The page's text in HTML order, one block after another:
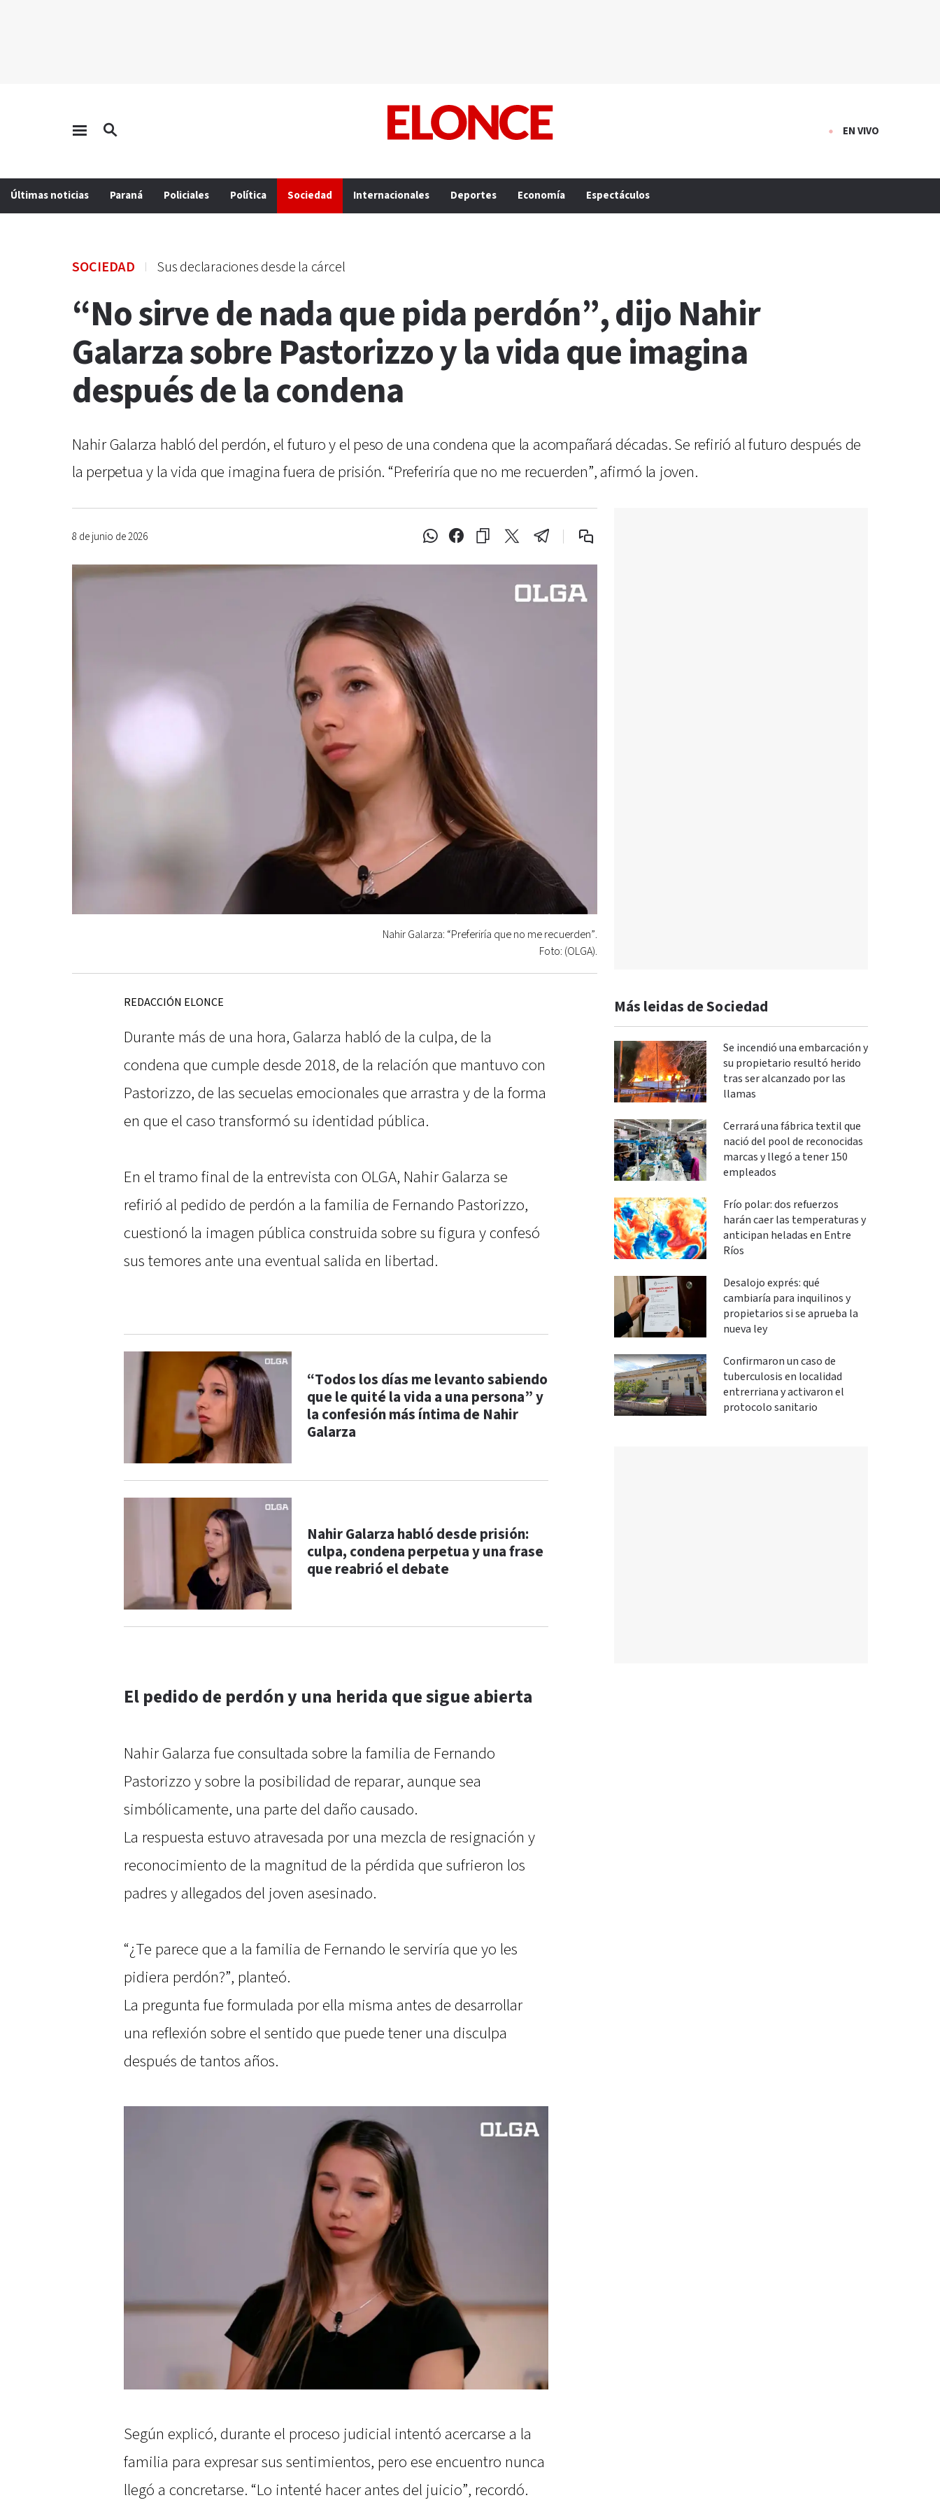
EN VIVO
Últimas noticias Paraná Policiales Política Sociedad Internacionales Deportes Economía Espectáculos
SOCIEDAD Sus declaraciones desde la cárcel
“No sirve de nada que pida perdón”, dijo Nahir
Galarza sobre Pastorizzo y la vida que imagina
después de la condena
Nahir Galarza habló del perdón, el futuro y el peso de una condena que la acompañará décadas. Se refirió al futuro después de
la perpetua y la vida que imagina fuera de prisión. “Preferiría que no me recuerden”, afirmó la joven.
8 de junio de 2026
Nahir Galarza: “Preferiría que no me recuerden”.
Foto: (OLGA).
REDACCIÓN ELONCE
Durante más de una hora, Galarza habló de la culpa, de la
condena que cumple desde 2018, de la relación que mantuvo con
Pastorizzo, de las secuelas emocionales que arrastra y de la forma
en que el caso transformó su identidad pública.
En el tramo final de la entrevista con OLGA, Nahir Galarza se
refirió al pedido de perdón a la familia de Fernando Pastorizzo,
cuestionó la imagen pública construida sobre su figura y confesó
sus temores ante una eventual salida en libertad.
“Todos los días me levanto sabiendo
que le quité la vida a una persona” y
la confesión más íntima de Nahir
Galarza
Nahir Galarza habló desde prisión:
culpa, condena perpetua y una frase
que reabrió el debate
El pedido de perdón y una herida que sigue abierta
Nahir Galarza fue consultada sobre la familia de Fernando
Pastorizzo y sobre la posibilidad de reparar, aunque sea
simbólicamente, una parte del daño causado.
La respuesta estuvo atravesada por una mezcla de resignación y
reconocimiento de la magnitud de la pérdida que sufrieron los
padres y allegados del joven asesinado.
“¿Te parece que a la familia de Fernando le serviría que yo les
pidiera perdón?”, planteó.
La pregunta fue formulada por ella misma antes de desarrollar
una reflexión sobre el sentido que puede tener una disculpa
después de tantos años.
Según explicó, durante el proceso judicial intentó acercarse a la
familia para expresar sus sentimientos, pero ese encuentro nunca
llegó a concretarse. “Lo intenté hacer antes del juicio”, recordó.
Más leidas de Sociedad
Se incendió una embarcación y
su propietario resultó herido
tras ser alcanzado por las
llamas
Cerrará una fábrica textil que
nació del pool de reconocidas
marcas y llegó a tener 150
empleados
Frío polar: dos refuerzos
harán caer las temperaturas y
anticipan heladas en Entre
Ríos
Desalojo exprés: qué
cambiaría para inquilinos y
propietarios si se aprueba la
nueva ley
Confirmaron un caso de
tuberculosis en localidad
entrerriana y activaron el
protocolo sanitario